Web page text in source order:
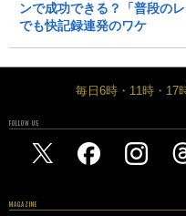
ンで成功できる？「普段の
でも快記録連発のワケ
毎日6時・11時・17
FOLLOW US
MAGAZINE